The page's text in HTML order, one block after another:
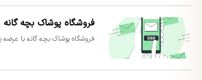
فروشگاه پوشاک بچه گانه
فروشگاه پوشاک بچه گانه با عرضه